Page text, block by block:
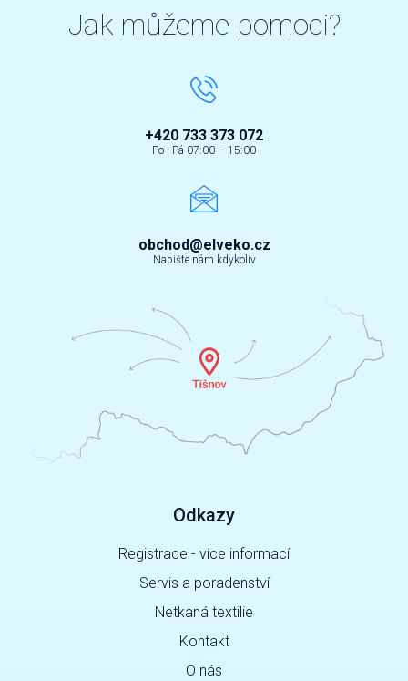
Jak můžeme pomoci?
+420 733 373 072
Po - Pá 07:00 – 15:00
obchod@elveko.cz
Napište nám kdykoliv
Odkazy
Registrace - více informací
Servis a poradenství
Netkaná textilie
Kontakt
O nás